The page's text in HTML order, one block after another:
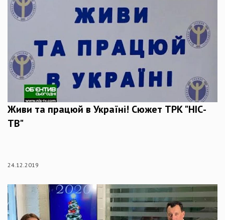
Живи та працюй в Україні! Сюжет ТРК "НІС-
ТВ"
24.12.2019